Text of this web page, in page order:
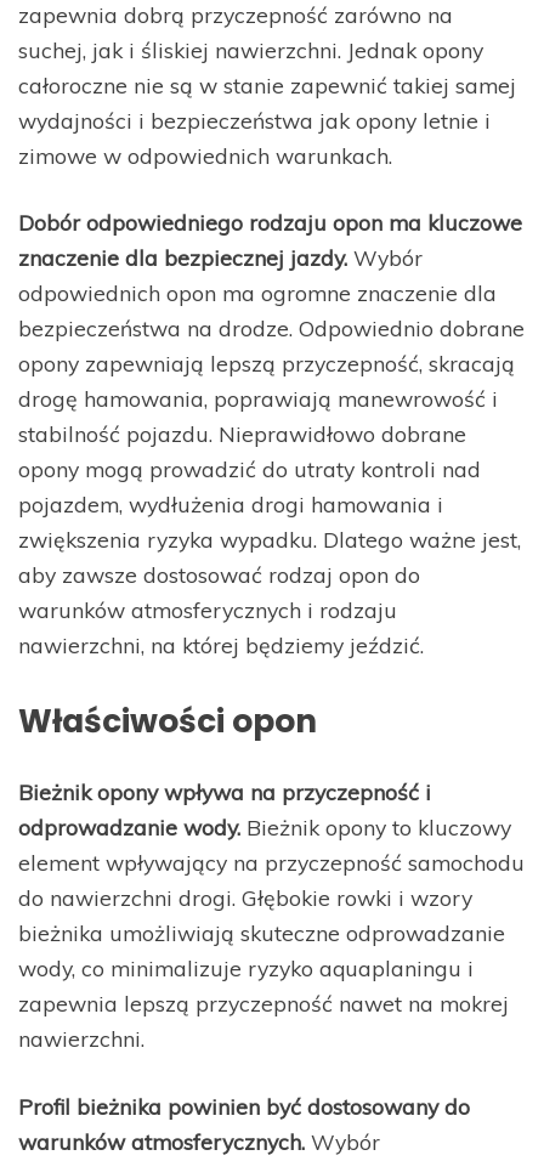
zapewnia dobrą przyczepność zarówno na
suchej, jak i śliskiej nawierzchni. Jednak opony
całoroczne nie są w stanie zapewnić takiej samej
wydajności i bezpieczeństwa jak opony letnie i
zimowe w odpowiednich warunkach.
Dobór odpowiedniego rodzaju opon ma kluczowe
znaczenie dla bezpiecznej jazdy. Wybór
odpowiednich opon ma ogromne znaczenie dla
bezpieczeństwa na drodze. Odpowiednio dobrane
opony zapewniają lepszą przyczepność, skracają
drogę hamowania, poprawiają manewrowość i
stabilność pojazdu. Nieprawidłowo dobrane
opony mogą prowadzić do utraty kontroli nad
pojazdem, wydłużenia drogi hamowania i
zwiększenia ryzyka wypadku. Dlatego ważne jest,
aby zawsze dostosować rodzaj opon do
warunków atmosferycznych i rodzaju
nawierzchni, na której będziemy jeździć.
Właściwości opon
Bieżnik opony wpływa na przyczepność i
odprowadzanie wody. Bieżnik opony to kluczowy
element wpływający na przyczepność samochodu
do nawierzchni drogi. Głębokie rowki i wzory
bieżnika umożliwiają skuteczne odprowadzanie
wody, co minimalizuje ryzyko aquaplaningu i
zapewnia lepszą przyczepność nawet na mokrej
nawierzchni.
Profil bieżnika powinien być dostosowany do
warunków atmosferycznych. Wybór